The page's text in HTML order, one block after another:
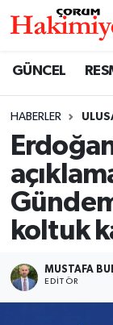
GÜNCEL
HABERLER
koltuk
MUSTAFA
EDITÖR
SAĞLIK
ASAYİŞ
EKONOMİ
GÜNCEL
Nöbetçi
Çorum
Trafik
Süper Lig
Tüm